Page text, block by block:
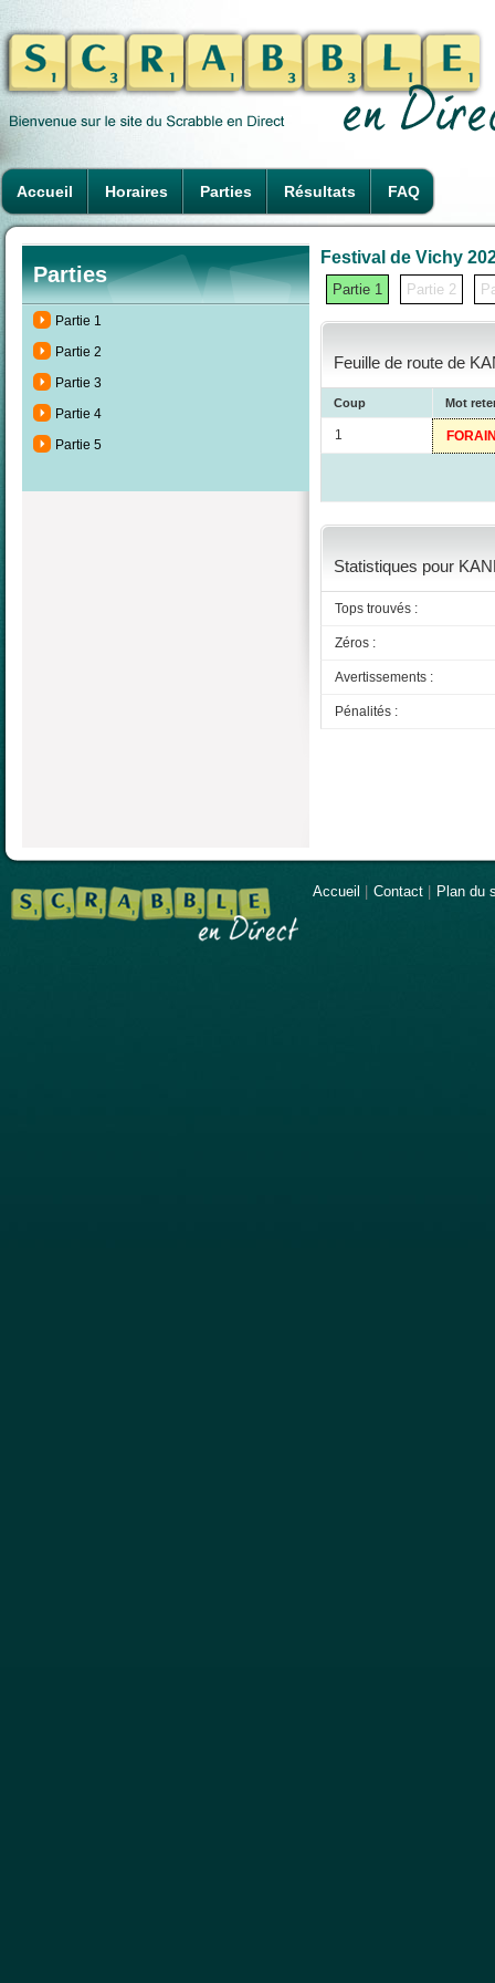
Accueil Horaires Parties Résultats FAQ
Parties
Partie 1
Partie 2
Partie 3
Partie 4
Partie 5
Festival de Vichy
Partie 1 Partie 2
Feuille de route de
Coup Mot
1
Statistiques pour
Tops trouvés :
Zéros :
Avertissements :
Pénalités :
Accueil Contact Plan du